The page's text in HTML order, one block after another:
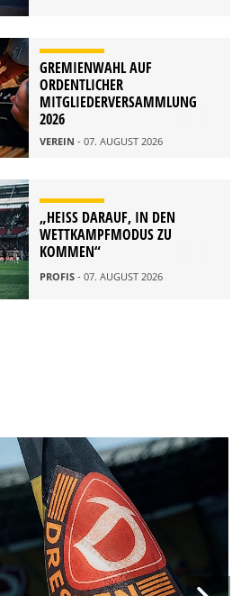
GREMIENWAHL AUF
ORDENTLICHER
MITGLIEDERVERSAMMLUNG
2026
VEREIN - 07. AUGUST 2026
„HEISS DARAUF, IN DEN W
ETTKAMPFMODUS ZU K
OMMEN“
PROFIS - 07. AUGUST 2026